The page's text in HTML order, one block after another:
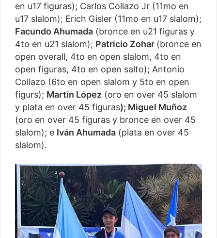
en u17 figuras); Carlos Collazo Jr (11mo en
u17 slalom); Erich Gisler (11mo en u17 slalom);
Facundo Ahumada (bronce en u21 figuras y
4to en u21 slalom); Patricio Zohar (bronce en
open overall, 4to en open slalom, 4to en
open figuras, 4to en open salto); Antonio
Collazo (6to en open slalom y 5to en open
figurs); Martín López (oro en over 45 slalom
y plata en over 45 figuras); Miguel Muñoz
(oro en over 45 figuras y bronce en over 45
slalom); e Iván Ahumada (plata en over 45
slalom).